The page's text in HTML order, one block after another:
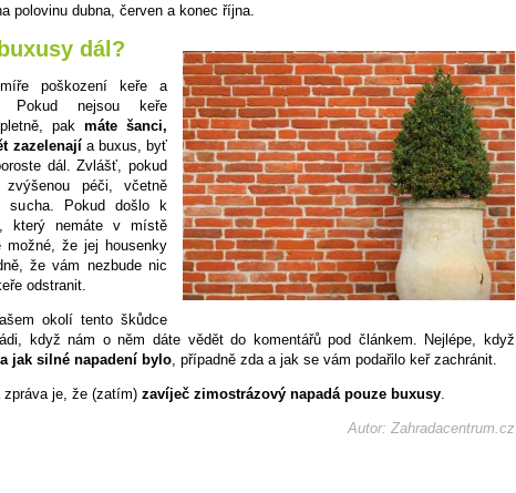
polovinu dubna, červen a konec října.
dál?
poškození keře a
Pokud nejsou keře
pak máte šanci,
zazelenajía buxus, byť
dál. Zvlášť, pokud
zvýšenou péči, včetně
sucha. Pokud došlo k
který nemáte v místě
možné, že jej housenky
že vám nezbude nic
odstranit.
okolí tento škůdce
když nám o něm dáte vědět do komentářů pod článkem. Nejlépe, když
jak silné napadení bylo, případně zda a jak se vám podařilo keř zachránit.
zpráva je, že (zatím) zavíječ zimostrázový napadá pouze buxusy.
Autor: Zahradacentrum.cz